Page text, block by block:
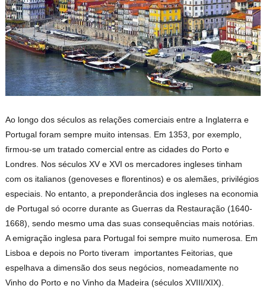
Ao longo dos séculos as relações comerciais entre a Inglaterra e
Portugal foram sempre muito intensas. Em 1353, por exemplo,
firmou-se um tratado comercial entre as cidades do Porto e
Londres. Nos séculos XV e XVI os mercadores ingleses tinham
com os italianos (genoveses e florentinos) e os alemães, privilégios
especiais. No entanto, a preponderância dos ingleses na economia
de Portugal só ocorre durante as Guerras da Restauração (1640-
1668), sendo mesmo uma das suas consequências mais notórias.
A emigração inglesa para Portugal foi sempre muito numerosa. Em
Lisboa e depois no Porto tiveram importantes Feitorias, que
espelhava a dimensão dos seus negócios, nomeadamente no
Vinho do Porto e no Vinho da Madeira (séculos XVIII/XIX).